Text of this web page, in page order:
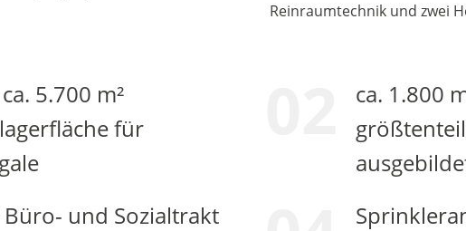
Reinraumtechnik und zwei
5.700 m²
für
ca. 1.800
Büro- und Sozialtrakt